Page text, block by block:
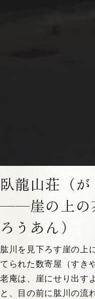
臥龍山荘（が
——崖の上の
ろうあん）
肱川を見下ろす崖の上
てられた数寄屋（すき
老庵は、崖にせり出す
と、目の前に肱川の流